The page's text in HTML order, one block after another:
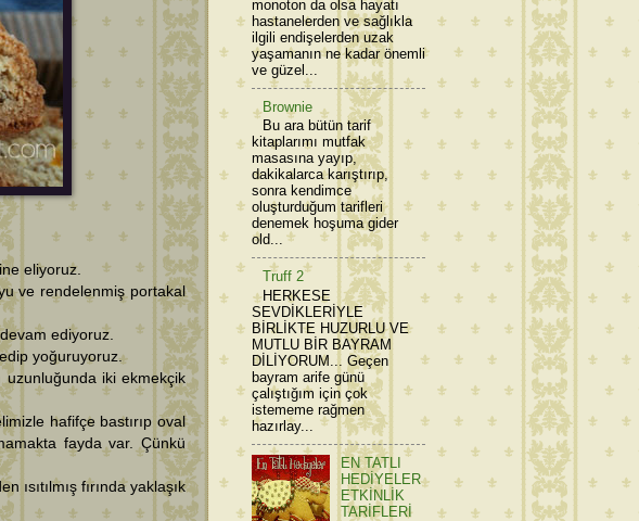
eliyoruz.
ve rendelenmiş portakal
ediyoruz.
yoğuruyoruz.
iki ekmekçik
hafifçe bastırıp oval
fayda var. Çünkü
ısıtılmış fırında yaklaşık
monoton da olsa hayatı
hastanelerden ve sağlıkla
ilgili endişelerden uzak
yaşamanın ne kadar önemli
ve güzel...
Brownie
Bu ara bütün tarif
kitaplarımı mutfak
masasına yayıp,
dakikalarca karıştırıp,
sonra kendimce
oluşturduğum tarifleri
denemek hoşuma gider
old...
Truff 2
HERKESE
SEVDİKLERİYLE
BİRLİKTE HUZURLU VE
MUTLU BİR BAYRAM
DİLİYORUM... Geçen
bayram arife günü
çalıştığım için çok
istememe rağmen
hazırlay...
EN TATLI
HEDİYELER
ETKİNLİK
TARİFLERİ